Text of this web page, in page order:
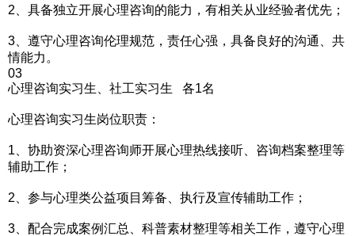
2、具备独立开展心理咨询的能力，有相关从业经验者优先；
3、遵守心理咨询伦理规范，责任心强，具备良好的沟通、共
情能力。
03
心理咨询实习生、社工实习生 各1名
心理咨询实习生岗位职责：
1、协助资深心理咨询师开展心理热线接听、咨询档案整理等
辅助工作；
2、参与心理类公益项目筹备、执行及宣传辅助工作；
3、配合完成案例汇总、科普素材整理等相关工作，遵守心理